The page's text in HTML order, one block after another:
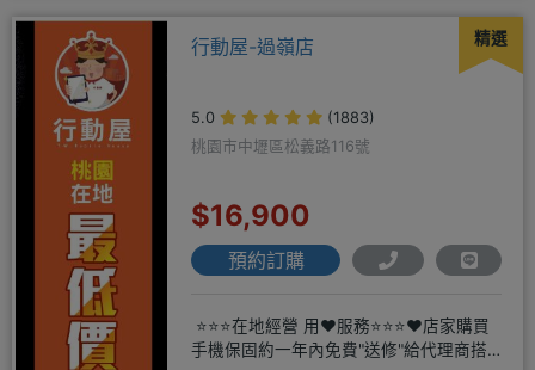
精選
行動屋-過嶺店
5.0
(1883)
桃園市中壢區松義路116號
$16,900
預約訂購
⭐⭐⭐在地經營 用❤️服務⭐⭐⭐❤️店家購買
手機保固約一年內免費"送修"給代理商搭